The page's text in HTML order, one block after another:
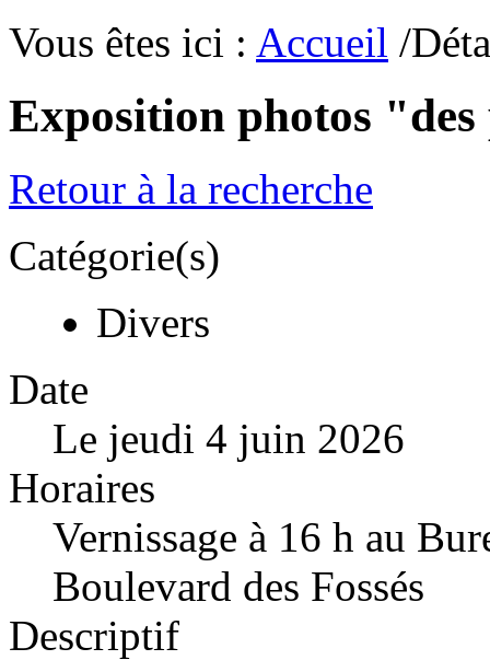
Vous êtes ici : Accueil /
Exposition photos
Retour à la recherche
Catégorie(s)
Divers
Date
Le jeudi 4 juin 2026
Horaires
Vernissage à 16 h au
Boulevard des Fossés
Descriptif